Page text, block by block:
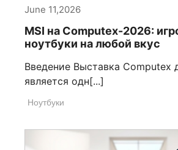
June 11,2026
MSI на Computex-2026:
ноутбуки на любой вкус
Введение Выставка Computex
является одн[...]
Ноутбуки